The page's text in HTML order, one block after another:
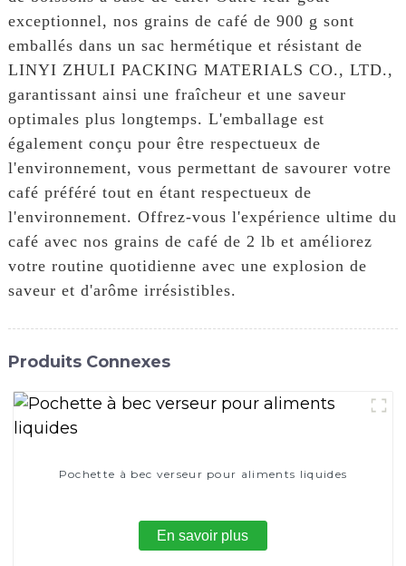
exceptionnel, nos grains de café de 900 g sont
emballés dans un sac hermétique et résistant de
LINYI ZHULI PACKING MATERIALS CO., LTD.,
garantissant ainsi une fraîcheur et une saveur
optimales plus longtemps. L'emballage est
également conçu pour être respectueux de
l'environnement, vous permettant de savourer votre
café préféré tout en étant respectueux de
l'environnement. Offrez-vous l'expérience ultime du
café avec nos grains de café de 2 lb et améliorez
votre routine quotidienne avec une explosion de
saveur et d'arôme irrésistibles.
Produits Connexes
Pochette à bec verseur pour aliments liquides
En savoir plus